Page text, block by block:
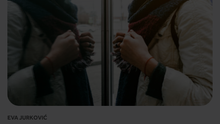
EVA JURKOVIĆ